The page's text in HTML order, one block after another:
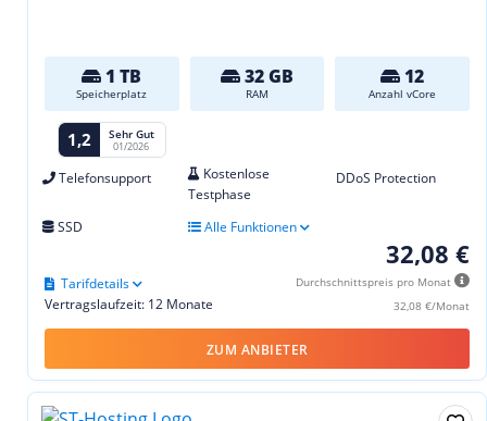
1 TB
Speicherplatz
32 GB
RAM
12
Anzahl vCore
1,2 Sehr Gut
01/2026
Telefonsupport
Kostenlose
Testphase
DDoS Protection
SSD Alle Funktionen
32,08 €
Durchschnittspreis pro Monat
32,08 €/Monat
Vertragslaufzeit: 12 Monate
Tarifdetails
ZUM ANBIETER